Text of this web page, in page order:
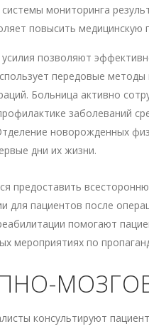
мониторинга
повысить медицинскую
позволяют
передовые
Больница активно
заболеваний
новорожденных
дни их жизни.
предоставить
для пациентов после
помогают
мероприятиях по
консультируют